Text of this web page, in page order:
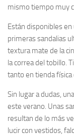
mismo tiempo muy
Están disponibles en
primeras sandalias
textura mate de la
la correa del tobillo.
tanto en tienda física
Sin lugar a dudas,
este verano. Unas
resultan de lo más
lucir con vestidos,